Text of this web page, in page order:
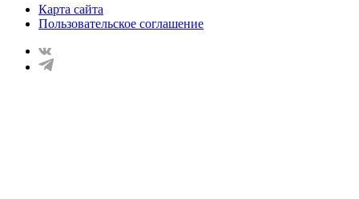
Карта сайта
Пользовательское соглашение